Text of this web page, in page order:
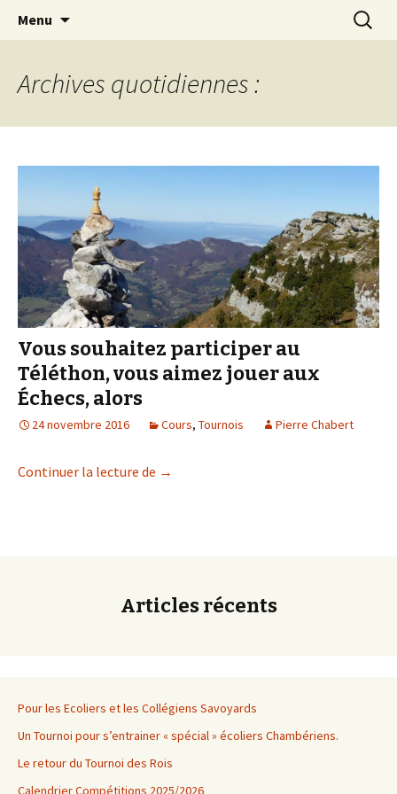
Club d échecs de l
agglomération
chambérienne
Les échecs pour tous
Menu
Archives quotidiennes :
Vous souhaitez participer au
Téléthon, vous aimez jouer aux
Échecs, alors
24 novembre 2016 Cours, Tournois Pierre Chabert
Continuer la lecture de Vous souhaitez participer au Téléthon,
→
Articles récents
Pour les Ecoliers et les Collégiens Savoyards
Un Tournoi pour s’entrainer « spécial » écoliers Chambériens.
Le retour du Tournoi des Rois
Calendrier Compétitions 2025/2026